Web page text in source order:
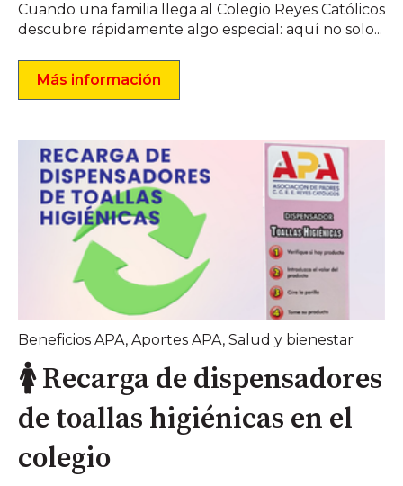
Cuando una familia llega al Colegio Reyes Católicos
descubre rápidamente algo especial: aquí no solo...
Más información
Beneficios APA, Aportes APA, Salud y bienestar
🚺 Recarga de dispensadores
de toallas higiénicas en el
colegio